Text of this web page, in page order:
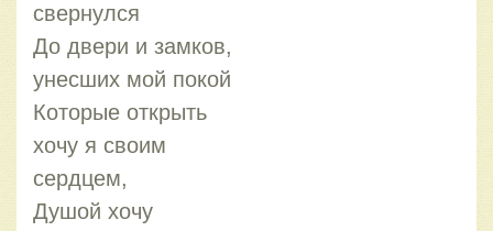
свернулся
До двери и замков,
унесших мой покой
Которые открыть
хочу я своим
сердцем,
Душой хочу